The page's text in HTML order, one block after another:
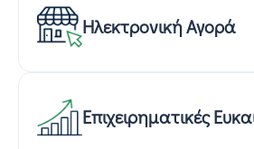
Ηλεκτρονική Αγορά
Επιχειρηματικές